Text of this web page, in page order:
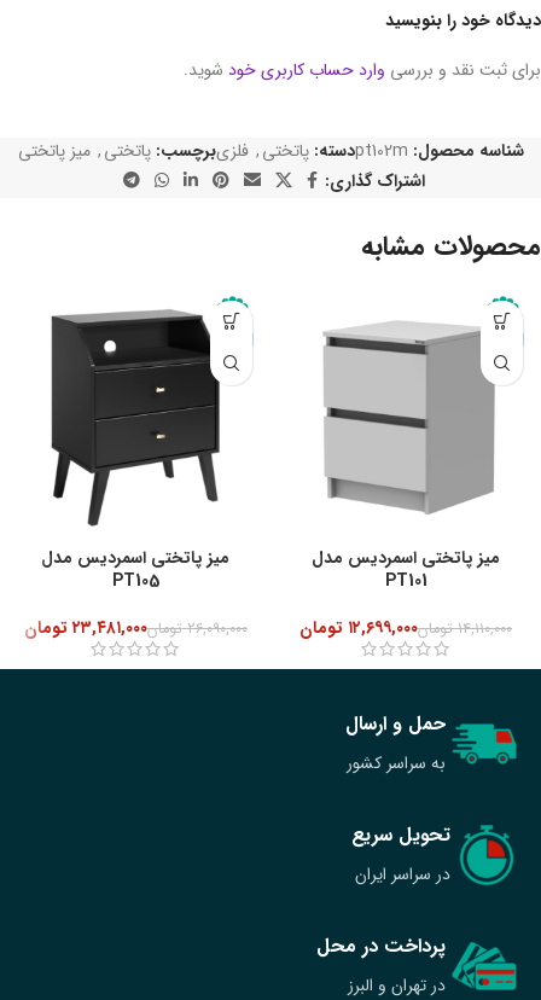
دیدگاه خود را بنویسید
برای ثبت نقد و بررسی وارد حساب کاربری خود شوید.
شناسه محصول: pt102mدسته: پاتختی, فلزیبرچسب: پاتختی, میز پاتختی
اشتراک گذاری:
محصولات مشابه
-10%
میز پاتختی اسمردیس مدل
PT101
۱۴,۱۱۰,۰۰۰ تومان۱۲,۶۹۹,۰۰۰ تومان
میز پاتختی اسمردیس مدل
PT105
۲۶,۰۹۰,۰۰۰ تومان۲۳,۴۸۱,۰۰۰ تومان
پرداخت در محل
در تهران و البرز
تحویل سریع
در سراسر ایران
حمل و ارسال
به سراسر کشور